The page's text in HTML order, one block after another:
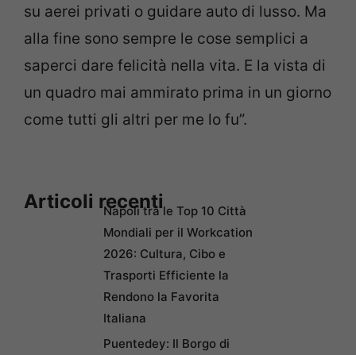
su aerei privati o guidare auto di lusso. Ma
alla fine sono sempre le cose semplici a
saperci dare felicità nella vita. E la vista di
un quadro mai ammirato prima in un giorno
come tutti gli altri per me lo fu”.
Articoli recentiNapoli tra le Top 10 Città
Mondiali per il Workcation
2026: Cultura, Cibo e
Trasporti Efficiente la
Rendono la Favorita
Italiana
Puentedey: Il Borgo di